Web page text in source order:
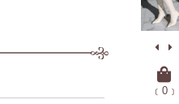
﹝ 0﹞